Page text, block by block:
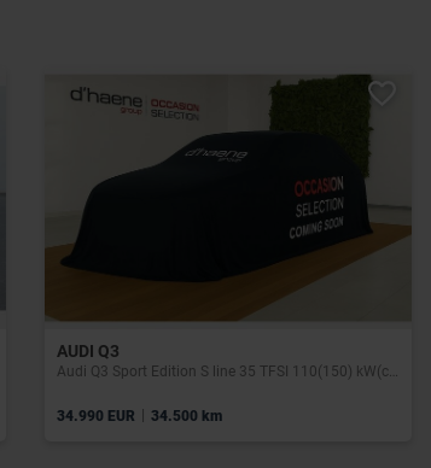
AUDI Q3
34.990 EUR | 34.500 km